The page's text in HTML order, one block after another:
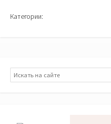
Категории:
Поиск